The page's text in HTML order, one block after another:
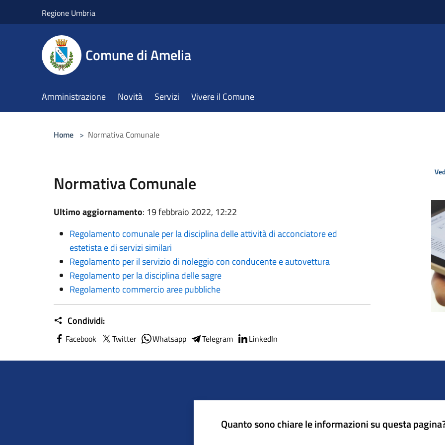
Regione Umbria
Comune di Amelia
Amministrazione Novità Servizi Vivere il Comune
Home > Normativa Comunale
Normativa Comunale
Ultimo aggiornamento: 19 febbraio 2022, 12:22
Regolamento comunale per la disciplina delle attività di acconciatore ed
estetista e di servizi similari
Regolamento per il servizio di noleggio con conducente e autovettura
Regolamento per la disciplina delle sagre
Regolamento commercio aree pubbliche
Condividi:
Facebook Twitter Whatsapp Telegram LinkedIn
Quanto sono chiare le informazioni su questa